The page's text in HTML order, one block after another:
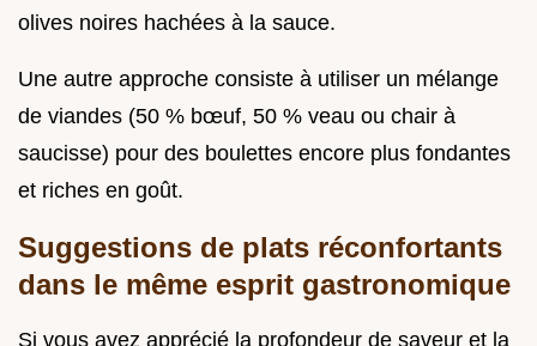
olives noires hachées à la sauce.
Une autre approche consiste à utiliser un mélange
de viandes (50 % bœuf, 50 % veau ou chair à
saucisse) pour des boulettes encore plus fondantes
et riches en goût.
Suggestions de plats réconfortants
dans le même esprit gastronomique
Si vous avez apprécié la profondeur de saveur et la